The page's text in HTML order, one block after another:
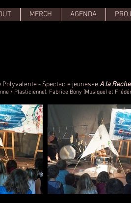
MERCH AGENDA
Polyvalente- Spectacle jeunesseA la
/ Plasticienne), Fabrice Bony (Musique) et